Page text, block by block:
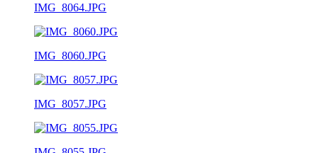
IMG_8064.JPG
IMG_8060.JPG
IMG_8057.JPG